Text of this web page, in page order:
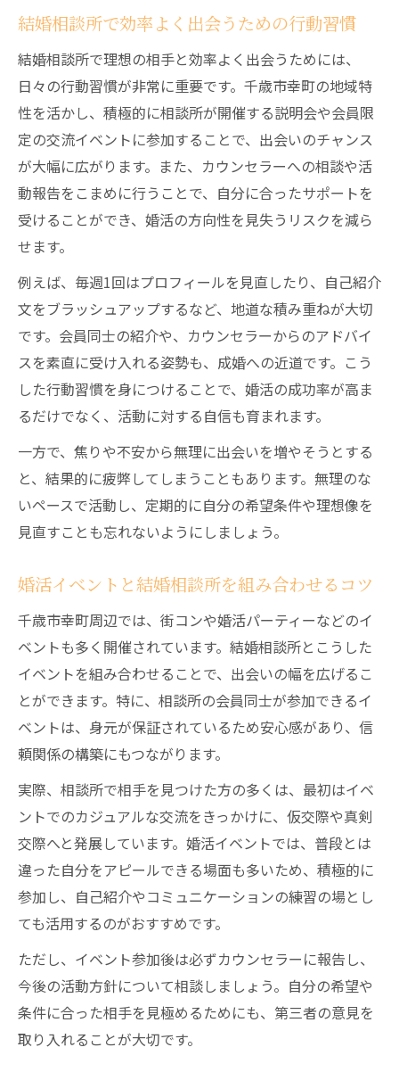
結婚相談所で効率よく出会うための行動習慣
結婚相談所で理想の相手と効率よく出会うためには、
日々の行動習慣が非常に重要です。千歳市幸町の地域特
性を活かし、積極的に相談所が開催する説明会や会員限
定の交流イベントに参加することで、出会いのチャンス
が大幅に広がります。また、カウンセラーへの相談や活
動報告をこまめに行うことで、自分に合ったサポートを
受けることができ、婚活の方向性を見失うリスクを減ら
せます。
例えば、毎週1回はプロフィールを見直したり、自己紹介
文をブラッシュアップするなど、地道な積み重ねが大切
です。会員同士の紹介や、カウンセラーからのアドバイ
スを素直に受け入れる姿勢も、成婚への近道です。こう
した行動習慣を身につけることで、婚活の成功率が高ま
るだけでなく、活動に対する自信も育まれます。
一方で、焦りや不安から無理に出会いを増やそうとする
と、結果的に疲弊してしまうこともあります。無理のな
いペースで活動し、定期的に自分の希望条件や理想像を
見直すことも忘れないようにしましょう。
婚活イベントと結婚相談所を組み合わせるコツ
千歳市幸町周辺では、街コンや婚活パーティーなどのイ
ベントも多く開催されています。結婚相談所とこうした
イベントを組み合わせることで、出会いの幅を広げるこ
とができます。特に、相談所の会員同士が参加できるイ
ベントは、身元が保証されているため安心感があり、信
頼関係の構築にもつながります。
実際、相談所で相手を見つけた方の多くは、最初はイベ
ントでのカジュアルな交流をきっかけに、仮交際や真剣
交際へと発展しています。婚活イベントでは、普段とは
違った自分をアピールできる場面も多いため、積極的に
参加し、自己紹介やコミュニケーションの練習の場とし
ても活用するのがおすすめです。
ただし、イベント参加後は必ずカウンセラーに報告し、
今後の活動方針について相談しましょう。自分の希望や
条件に合った相手を見極めるためにも、第三者の意見を
取り入れることが大切です。